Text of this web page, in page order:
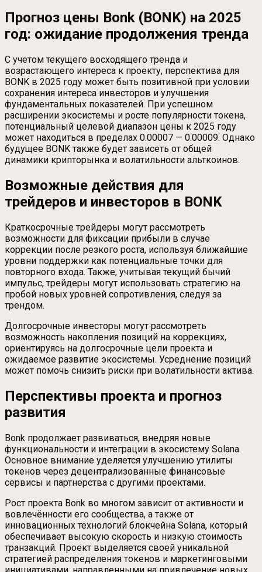
Прогноз цены Bonk (BONK) на 2025
год: ожидание продолжения тренда
С учетом текущего восходящего тренда и
возрастающего интереса к проекту, перспектива для
BONK в 2025 году может быть позитивной при условии
сохранения интереса инвесторов и улучшения
фундаментальных показателей. При успешном
расширении экосистемы и росте популярности токена,
потенциальный целевой диапазон цены к 2025 году
может находиться в пределах 0.00007 — 0.00009. Однако
будущее BONK также будет зависеть от общей
динамики крипторынка и волатильности альткоинов.
Возможные действия для
трейдеров и инвесторов в BONK
Краткосрочные трейдеры могут рассмотреть
возможности для фиксации прибыли в случае
коррекции после резкого роста, используя ближайшие
уровни поддержки как потенциальные точки для
повторного входа. Также, учитывая текущий бычий
импульс, трейдеры могут использовать стратегию на
пробой новых уровней сопротивления, следуя за
трендом.
Долгосрочные инвесторы могут рассмотреть
возможность накопления позиций на коррекциях,
ориентируясь на долгосрочные цели проекта и
ожидаемое развитие экосистемы. Усреднение позиций
может помочь снизить риски при волатильности актива.
Перспективы проекта и прогноз
развития
Bonk продолжает развиваться, внедряя новые
функциональности и интеграции в экосистему Solana.
Основное внимание уделяется улучшению утилиты
токенов через децентрализованные финансовые
сервисы и партнерства с другими проектами.
Рост проекта Bonk во многом зависит от активности и
вовлечённости его сообщества, а также от
инновационных технологий блокчейна Solana, который
обеспечивает высокую скорость и низкую стоимость
транзакций. Проект выделяется своей уникальной
стратегией распределения токенов и маркетинговыми